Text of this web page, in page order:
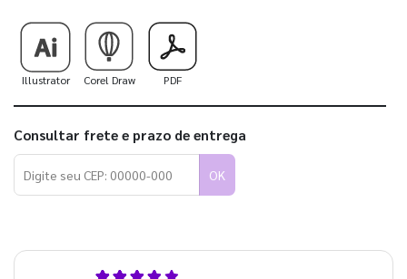
Illustrator Corel Draw PDF
Consultar frete e prazo de entrega
OK